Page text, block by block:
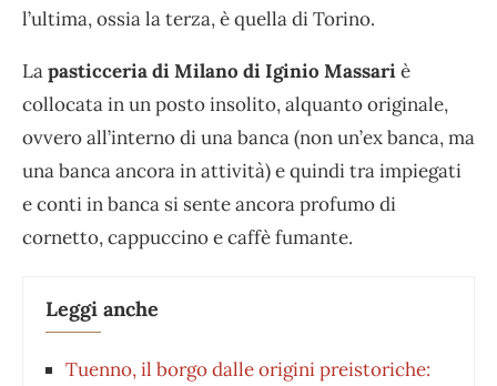
l’ultima, ossia la terza, è quella di Torino.
Lapasticceria di Milano di Iginio Massariè
collocata in un posto insolito, alquanto originale,
ovvero all’interno di una banca (non un’ex banca, ma
una banca ancora in attività) e quindi tra impiegati
e conti in banca si sente ancora profumo di
cornetto, cappuccino e caffè fumante.
Leggi anche
Tuenno, il borgo dalle origini preistoriche: